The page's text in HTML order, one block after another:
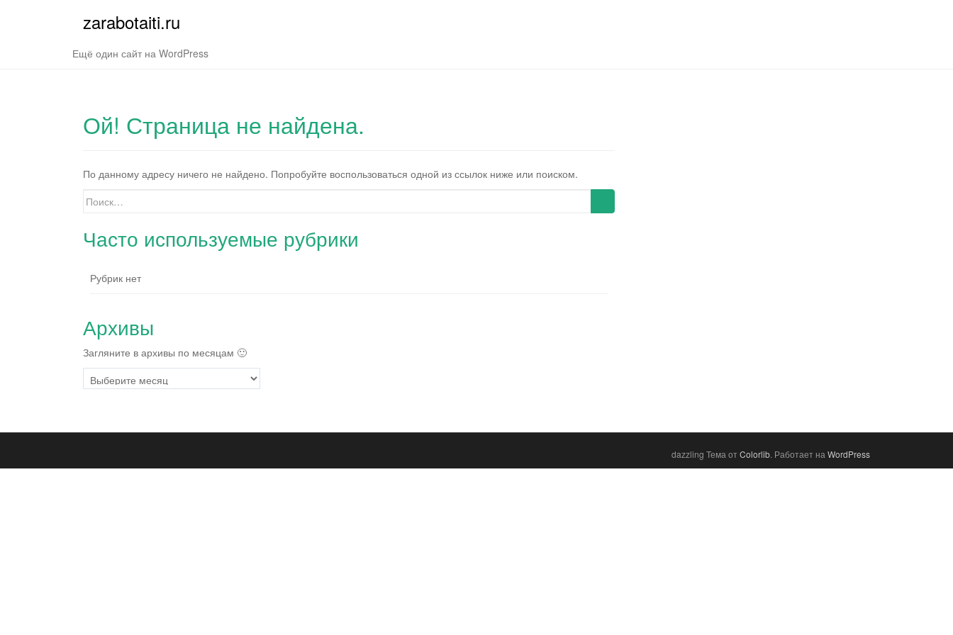
zarabotaiti.ru
Ещё один сайт на WordPress
Ой! Страница не найдена.
По данному адресу ничего не найдено. Попробуйте воспользоваться одной из ссылок ниже или поиском.
Искать:
Часто используемые рубрики
Рубрик нет
Архивы
Загляните в архивы по месяцам 🙂
Архивы
dazzling Тема отColorlib. Работает на WordPress